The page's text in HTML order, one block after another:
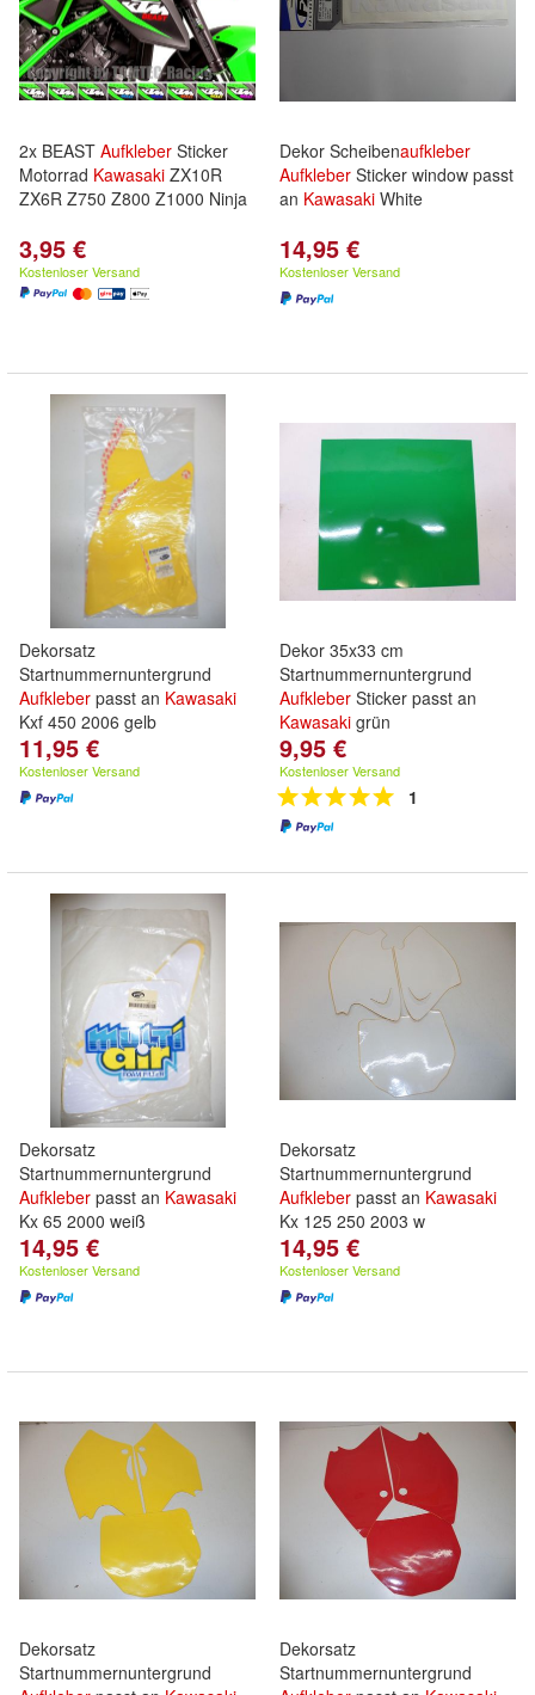
2x BEAST Aufkleber Sticker
Motorrad Kawasaki ZX10R
ZX6R Z750 Z800 Z1000 Ninja
3,95 €
Kostenloser Versand
Dekor Scheibenaufkleber
Aufkleber Sticker window passt
an Kawasaki White
14,95 €
Kostenloser Versand
Dekorsatz
Startnummernuntergrund
Aufkleber passt an Kawasaki
Kxf 450 2006 gelb
11,95 €
Kostenloser Versand
Dekor 35x33 cm
Startnummernuntergrund
Aufkleber Sticker passt an
Kawasaki grün
9,95 €
Kostenloser Versand
1
Dekorsatz
Startnummernuntergrund
Aufkleber passt an Kawasaki
Kx 65 2000 weiß
14,95 €
Kostenloser Versand
Dekorsatz
Startnummernuntergrund
Aufkleber passt an Kawasaki
Kx 125 250 2003 w
14,95 €
Kostenloser Versand
Dekorsatz
Startnummernuntergrund
Dekorsatz
Startnummernuntergrund